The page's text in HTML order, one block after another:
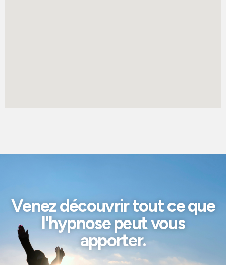
Venez découvrir tout ce que
l'hypnose peut vous
apporter.